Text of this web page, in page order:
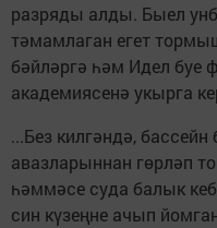
разряды алды. Быел
тәмамлаган егет
бәйләргә һәм Идел буе
академиясенә укырга
...Без килгәндә,
авазларыннан гөрләп
һәммәсе суда балык
син күзеңне ачып